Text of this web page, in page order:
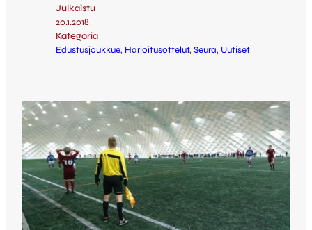
Julkaistu
20.1.2018
Kategoria
Edustusjoukkue, Harjoitusottelut, Seura, Uutiset